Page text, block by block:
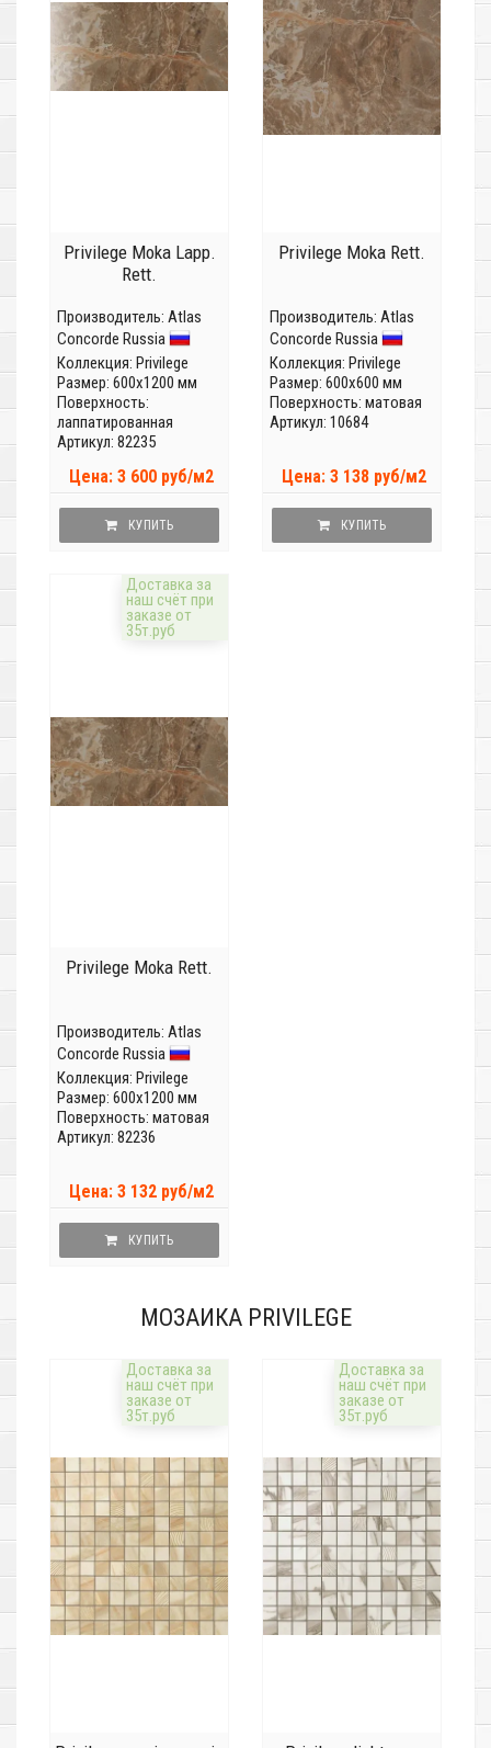
Privilege Moka Lapp.
Rett.
Производитель: Atlas
Concorde Russia
Коллекция: Privilege
Размер: 600x1200 мм
Поверхность:
лаппатированная
Артикул: 82235
Цена: 3 600 руб/м2
КУПИТЬ
Privilege Moka Rett.
Производитель: Atlas
Concorde Russia
Коллекция: Privilege
Размер: 600x600 мм
Поверхность: матовая
Артикул: 10684
Цена: 3 138 руб/м2
КУПИТЬ
Доставка за
наш счёт при
заказе от
35т.руб
Privilege Moka Rett.
Производитель: Atlas
Concorde Russia
Коллекция: Privilege
Размер: 600x1200 мм
Поверхность: матовая
Артикул: 82236
Цена: 3 132 руб/м2
КУПИТЬ
МОЗАИКА PRIVILEGE
Доставка за
наш счёт при
заказе от
35т.руб
Доставка за
наш счёт при
заказе от
35т.руб